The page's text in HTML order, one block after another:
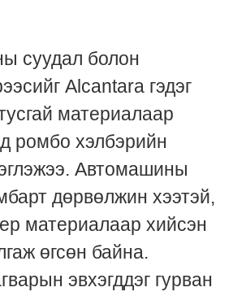
суудал болон
Alcantara гэдэг
материалаар
ромбо хэлбэрийн
Автомашины
дөрвөлжин хээтэй,
материалаар хийсэн
өгсөн байна.
эвхэгддэг гурван